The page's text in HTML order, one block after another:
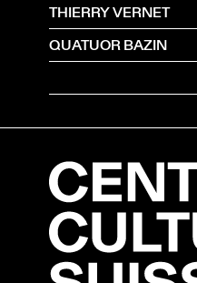
THIERRY VERNET
QUATUOR BAZIN